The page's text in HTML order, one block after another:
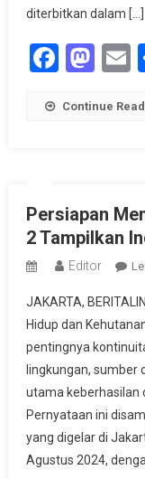
diterbitkan dalam […]
Continue
Persiapan
2 Tampilkan
Editor
JAKARTA,
Hidup dan
pentingnya
lingkungan, sumber
utama keberhasilan
Pernyataan ini
yang digelar di
Agustus 2024,